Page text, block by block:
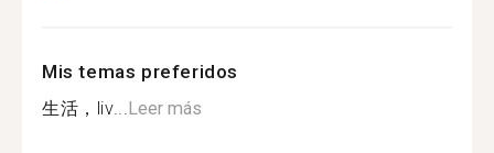
Mis temas preferidos
生活，liv...Leer más